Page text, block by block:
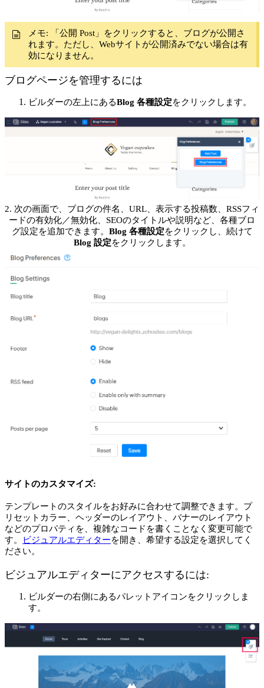
メモ:
「公開 Post」をクリックすると、ブログが公開さ
れます。ただし、Webサイトが公開済みでない場合は有
効になりません。
ブログページを管理するには
ビルダーの左上にあるBlog 各種設定をクリックします。
2. 次の画面で、ブログの件名、URL、表示する投稿数、RSSフィ
ードの有効化／無効化、SEOのタイトルや説明など、各種ブロ
グ設定を追加できます。 Blog 各種設定をクリックし、続けて
Blog 設定をクリックします。
サイトのカスタマイズ:
テンプレートのスタイルをお好みに合わせて調整できます。プ
リセットカラー、ヘッダーのレイアウト、バナーのレイアウト
などのプロパティを、複雑なコードを書くことなく変更可能で
す。
ビジュアルエディターを開き、希望する設定を選択してく
ださい。
ビジュアルエディターにアクセスするには:
ビルダーの右側にあるパレットアイコンをクリックしま
す。